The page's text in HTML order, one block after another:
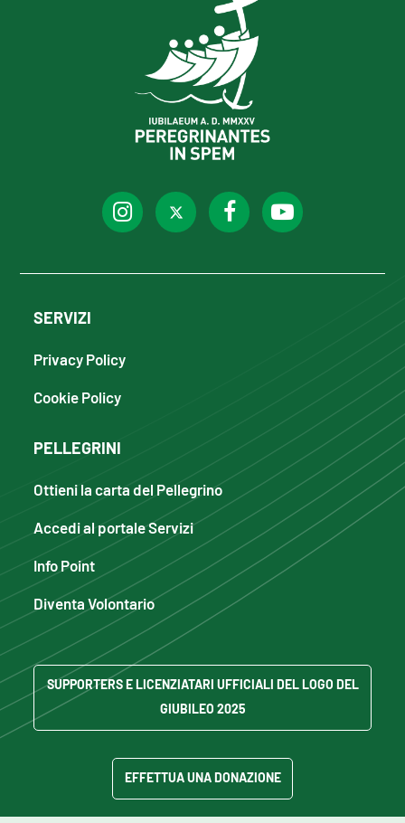
SERVIZI
Privacy Policy
Cookie Policy
PELLEGRINI
Ottieni la carta del Pellegrino
Accedi al portale Servizi
Info Point
Diventa Volontario
SUPPORTERS E LICENZIATARI UFFICIALI DEL LOGO DEL
GIUBILEO 2025
EFFETTUA UNA DONAZIONE